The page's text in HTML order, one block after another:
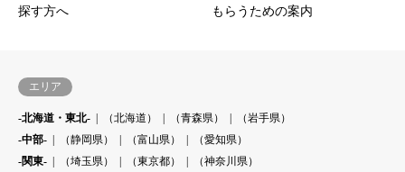
探す方へ
もらうための案内
エリア
-北海道・東北- （北海道） （青森県）
（岩手県）
-中部-
（静岡県） （富山県）
（愛知県）
-関東-
（埼玉県） （東京都）
（神奈川県）